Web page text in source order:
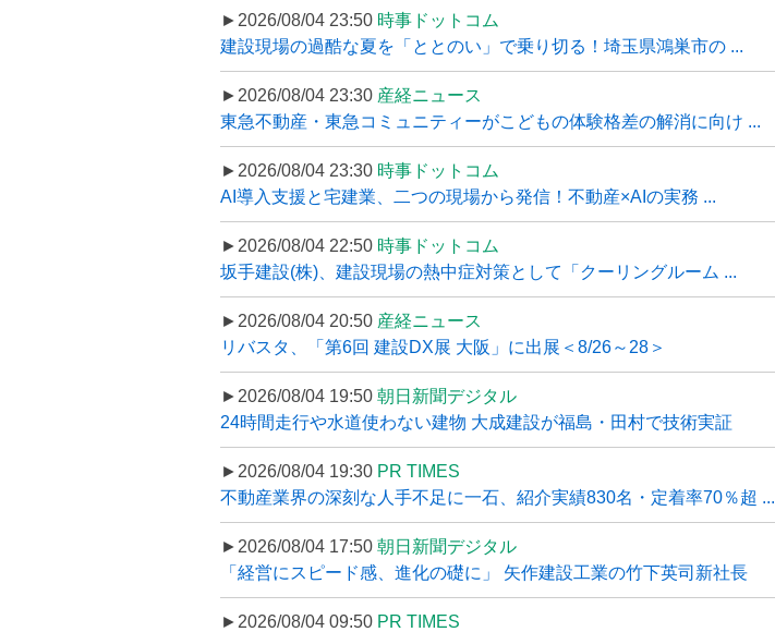
►2026/08/04 23:50 時事ドットコム
建設現場の過酷な夏を「ととのい」で乗り切る！埼玉県鴻巣市の ...
►2026/08/04 23:30 産経ニュース
東急不動産・東急コミュニティーがこどもの体験格差の解消に向け ...
►2026/08/04 23:30 時事ドットコム
AI導入支援と宅建業、二つの現場から発信！不動産×AIの実務 ...
►2026/08/04 22:50 時事ドットコム
坂手建設(株)、建設現場の熱中症対策として「クーリングルーム ...
►2026/08/04 20:50 産経ニュース
リバスタ、「第6回 建設DX展 大阪」に出展＜8/26～28＞
►2026/08/04 19:50 朝日新聞デジタル
24時間走行や水道使わない建物 大成建設が福島・田村で技術実証
►2026/08/04 19:30 PR TIMES
不動産業界の深刻な人手不足に一石、紹介実績830名・定着率70％超 ...
►2026/08/04 17:50 朝日新聞デジタル
「経営にスピード感、進化の礎に」 矢作建設工業の竹下英司新社長
►2026/08/04 09:50 PR TIMES